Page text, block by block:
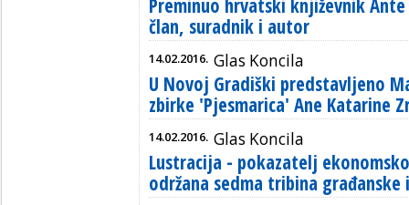
član, suradnik i autor
14.02.2016. Glas Koncila
U Novoj Gradiški predstavljeno
zbirke 'Pjesmarica' Ane Katarine
14.02.2016. Glas Koncila
Lustracija - pokazatelj
održana sedma tribina građanske